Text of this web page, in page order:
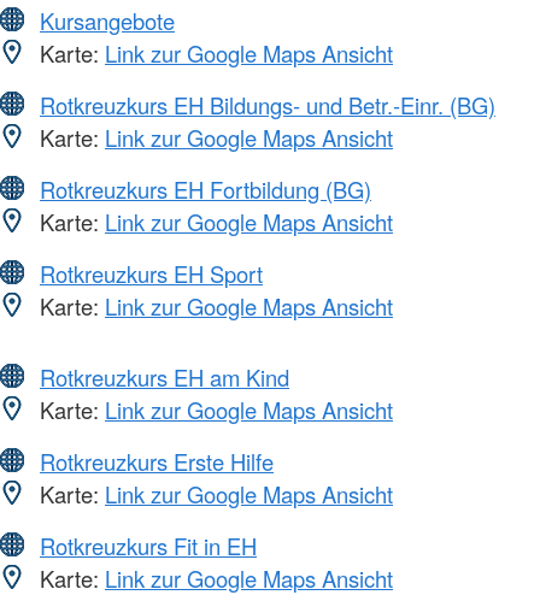
Kursangebote
Karte: Link zur Google Maps Ansicht
Rotkreuzkurs EH Bildungs- und Betr.-Einr. (BG)
Karte: Link zur Google Maps Ansicht
Rotkreuzkurs EH Fortbildung (BG)
Karte: Link zur Google Maps Ansicht
Rotkreuzkurs EH Sport
Karte: Link zur Google Maps Ansicht
Rotkreuzkurs EH am Kind
Karte: Link zur Google Maps Ansicht
Rotkreuzkurs Erste Hilfe
Karte: Link zur Google Maps Ansicht
Rotkreuzkurs Fit in EH
Karte: Link zur Google Maps Ansicht